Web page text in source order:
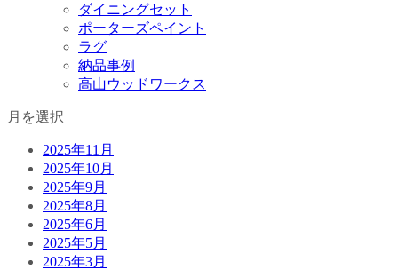
ダイニングセット
ポーターズペイント
ラグ
納品事例
高山ウッドワークス
月を選択
2025年11月
2025年10月
2025年9月
2025年8月
2025年6月
2025年5月
2025年3月